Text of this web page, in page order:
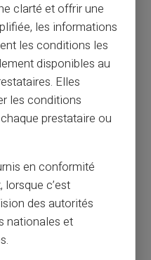
Carte prépayée
un RIB et un IBAN
RIB pour verser votre
pou...
clarté et offrir une
les informations
les conditions les
disponibles au
Elles
les conditions
prestataire ou
en conformité
c’est
des autorités
nationales et